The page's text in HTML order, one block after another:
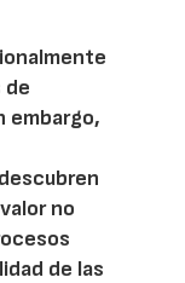
de
embargo,
no
de las